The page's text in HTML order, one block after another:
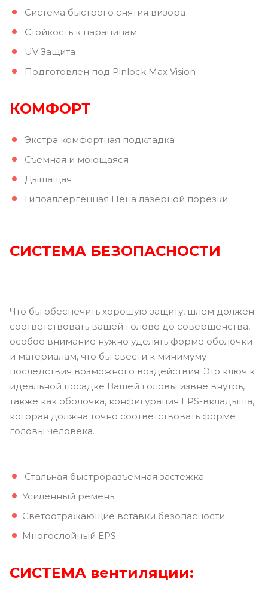
Система быстрого снятия визора
Стойкость к царапинам
UV Защита
Подготовлен под Pinlock Max Vision
КОМФОРТ
Экстра комфортная подкладка
Съемная и моющаяся
Дышащая
Гипоаллергенная Пена лазерной порезки
СИСТЕМА БЕЗОПАСНОСТИ
Что бы обеспечить хорошую защиту, шлем должен
соответствовать вашей голове до совершенства,
особое внимание нужно уделять форме оболочки
и материалам, что бы свести к минимуму
последствия возможного воздействия. Это ключ к
идеальной посадке Вашей головы извне внутрь,
также как оболочка, конфигурация EPS-вкладыша,
которая должна точно соответствовать форме
головы человека.
Стальная быстроразъемная застежка
Усиленный ремень
Светоотражающие вставки безопасности
Многослойный EPS
СИСТЕМА вентиляции: